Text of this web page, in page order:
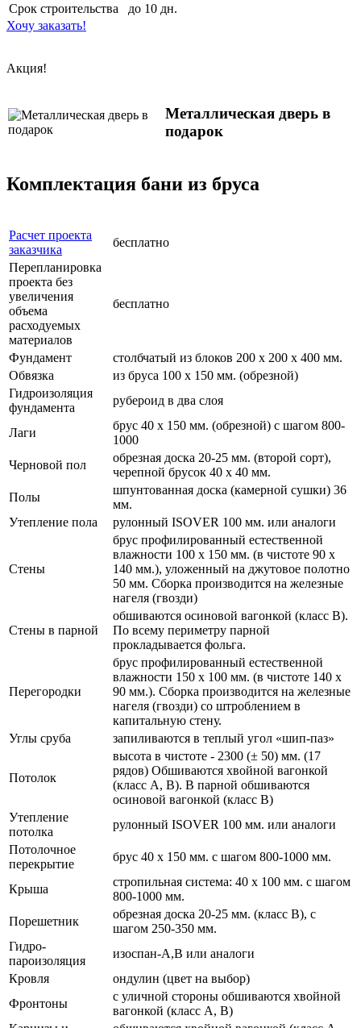
Срок строительства
до 10 дн.
Хочу заказать!
Акция!
Металлическая дверь в
подарок
Комплектация бани из бруса
Расчет проекта
заказчика
бесплатно
Перепланировка
проекта без
увеличения
объема
расходуемых
материалов
бесплатно
Фундамент
столбчатый из блоков 200 х 200 х 400 мм.
Обвязка
из бруса 100 х 150 мм. (обрезной)
Гидроизоляция
фундамента
рубероид в два слоя
Лаги
брус 40 х 150 мм. (обрезной) с шагом 800-
1000
Черновой пол
обрезная доска 20-25 мм. (второй сорт),
черепной брусок 40 х 40 мм.
Полы
шпунтованная доска (камерной сушки) 36
мм.
Утепление пола
рулонный ISOVER 100 мм. или аналоги
Стены
брус профилированный естественной
влажности 100 х 150 мм. (в чистоте 90 х
140 мм.), уложенный на джутовое полотно
50 мм. Сборка производится на железные
нагеля (гвозди)
Стены в парной
обшиваются осиновой вагонкой (класс В).
По всему периметру парной
прокладывается фольга.
Перегородки
брус профилированный естественной
влажности 150 х 100 мм. (в чистоте 140 х
90 мм.). Сборка производится на железные
нагеля (гвозди) со штроблением в
капитальную стену.
Углы сруба
запиливаются в теплый угол «шип-паз»
Потолок
высота в чистоте - 2300 (± 50) мм. (17
рядов) Обшиваются хвойной вагонкой
(класс А, В). В парной обшиваются
осиновой вагонкой (класс В)
Утепление
потолка
рулонный ISOVER 100 мм. или аналоги
Потолочное
перекрытие
брус 40 х 150 мм. с шагом 800-1000 мм.
Крыша
стропильная система: 40 х 100 мм. с шагом
800-1000 мм.
Порешетник
обрезная доска 20-25 мм. (класс В), с
шагом 250-350 мм.
Гидро-
пароизоляция
изоспан-А,В или аналоги
Кровля
ондулин (цвет на выбор)
Фронтоны
с уличной стороны обшиваются хвойной
вагонкой (класс А, В)